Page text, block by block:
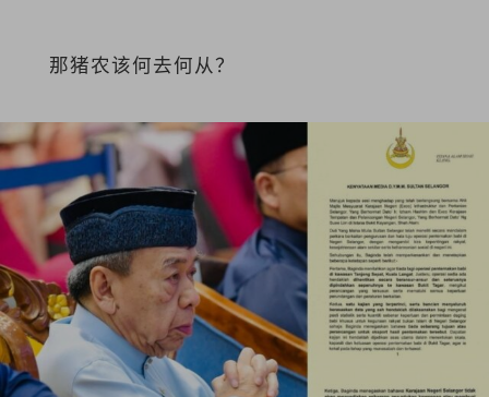
那猪农该何去何从？